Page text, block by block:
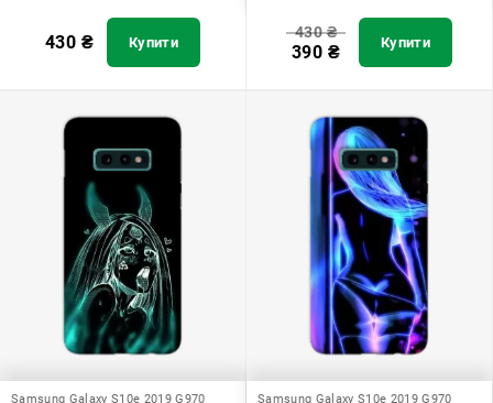
430 ₴ Купити
430₴
390 ₴ Купити
Samsung Galaxy S10e 2019 G970 Samsung Galaxy S10e 2019 G970